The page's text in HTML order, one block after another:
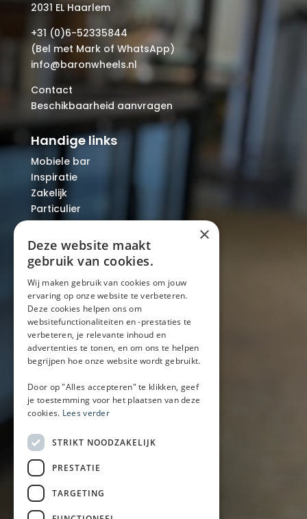
2031 EL Haarlem
+31 (0)6-52335844
(Bel met Mark of WhatsApp)
info@baronwheels.nl
Contact
Beschikbaarheid aanvragen
Handige links
Mobiele bar
Inspiratie
Zakelijk
Particulier
Over ons
Blog
Locaties
Mobiele bar
Mobiele bar huren
Bier/wijn/fris bar
Champagnebar
Wijnbar
Aperol spritz bar
Arrangementen
Lunch
Borrel met hapjes
BBQ
Buffet
×
Deze website maakt
gebruik van cookies.
Wij maken gebruik van cookies om jouw
ervaring op onze website te verbeteren.
Deze cookies helpen ons om
websitefunctionaliteiten en -prestaties te
verbeteren, je relevante inhoud en
advertenties te tonen, en om ons te helpen
begrijpen hoe onze website wordt gebruikt.
Door op "Alles accepteren" te klikken, geef
je toestemming voor het plaatsen van deze
cookies. Lees verder
STRIKT NOODZAKELIJK
PRESTATIE
TARGETING